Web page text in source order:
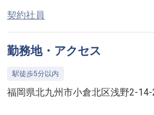
契約社員
勤務地・アクセス
駅徒歩5分以内
福岡県北九州市小倉北区浅野2-14-